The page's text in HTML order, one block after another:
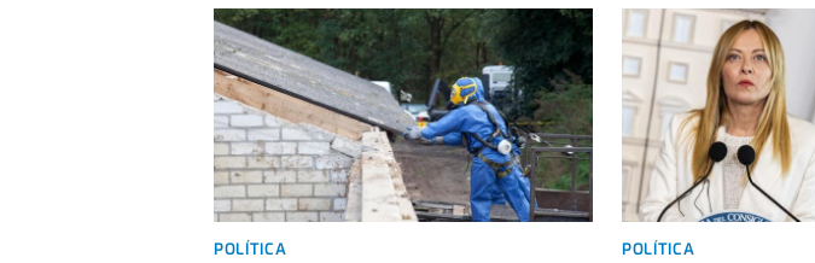
POLÍTICA POLÍTICA